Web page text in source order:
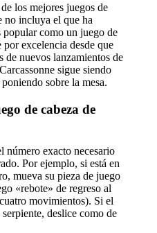
los mejores juegos de
no incluya el que ha
popular como un juego de
por excelencia desde que
de nuevos lanzamientos de
sigue siendo
sobre la mesa.
de cabeza de
número exacto necesario
Por ejemplo, si está en
mueva su pieza de juego
«rebote» de regreso al
movimientos). Si el
deslice como de